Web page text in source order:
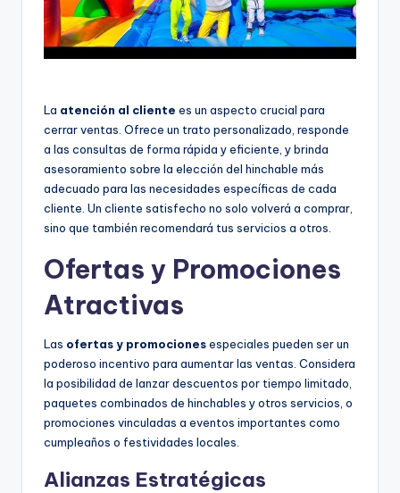
La atención al cliente es un aspecto crucial para
cerrar ventas. Ofrece un trato personalizado, responde
a las consultas de forma rápida y eficiente, y brinda
asesoramiento sobre la elección del hinchable más
adecuado para las necesidades específicas de cada
cliente. Un cliente satisfecho no solo volverá a comprar,
sino que también recomendará tus servicios a otros.
Ofertas y Promociones
Atractivas
Las ofertas y promocionesespeciales pueden ser un
poderoso incentivo para aumentar las ventas. Considera
la posibilidad de lanzar descuentos por tiempo limitado,
paquetes combinados de hinchables y otros servicios, o
promociones vinculadas a eventos importantes como
cumpleaños o festividades locales.
Alianzas Estratégicas